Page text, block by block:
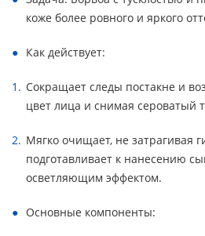
коже более ровного и яркого
Как действует:
Сокращает следы постакне и
цвет лица и снимая сероватый
Мягко очищает, не затрагивая
подготавливает к нанесению
осветляющим эффектом.
Основные компоненты: